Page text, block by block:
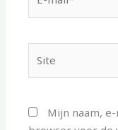
mail*
Mijn naam,